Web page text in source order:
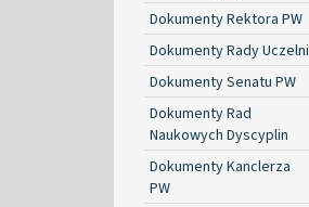
Dokumenty Rektora PW
Dokumenty Rady Uczelni
Dokumenty Senatu PW
Dokumenty Rad
Naukowych Dyscyplin
Dokumenty Kanclerza
PW